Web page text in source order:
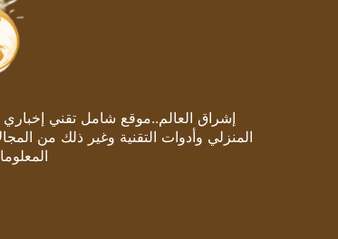
إشراق العالم..موقع شامل تقني إخباري
المنزلي وأدوات التقنية وغير ذلك من